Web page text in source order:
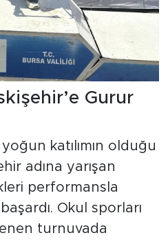
Gurur
katılımın olduğu
adına yarışan
performansla
Okul sporları
turnuvada